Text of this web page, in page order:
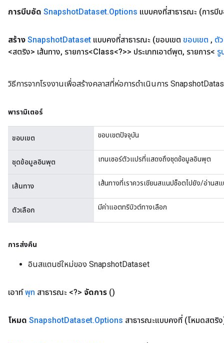
การบีบอัด SnapshotDataset.Options แบบคงที่สาธารณะ (การบี
สร้าง SnapshotDataset แบบคงที่สาธารณะ (ขอบเขต ขอบเขต , ตั
<สตริง> เส้นทาง, รายการ<Class<?>> ประเภทเอาต์พุต, รายการ< รู
วิธีการจากโรงงานเพื่อสร้างคลาสที่ห่อการดำเนินการ
พารามิเตอร์
ขอบเขต ขอบเขตปัจจุบัน
ชุดข้อมูลอินพุต เทนเซอร์ตัวแปรที่แสดงถึงชุดข้อมูลอินพุต
เส้นทาง เส้นทางที่เราควรเขียนสแนปช็อตไปยัง/อ่านส
ตัวเลือก มีค่าแอตทริบิวต์ทางเลือก
การส่งคืน
อินสแตนซ์ใหม่ของ SnapshotDataset
เอาท์พุท สาธารณะ <?> จัดการ ()
โหมด SnapshotDataset.Options สาธารณะแบบคงที่ (โหมดสตริ